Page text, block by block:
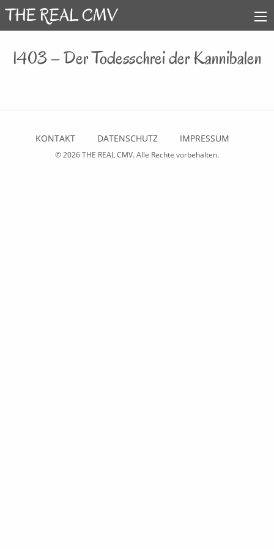
1403 – Der Todesschrei der Kannibalen
KONTAKT DATENSCHUTZ IMPRESSUM
© 2026THE REAL CMV. Alle Rechte vorbehalten.